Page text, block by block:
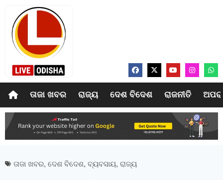
ତାଜା ଖବର ରାଜ୍ୟ ଦେଶ ବିଦେଶ ରାଜନୀତି
ତାଜା ଖବର, ଦେଶ ବିଦେଶ, ବ୍ୟବସାୟ, ରାଜ୍ୟ